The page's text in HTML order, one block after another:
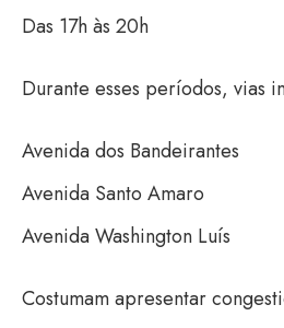
Das 17h às 20h
Durante esses períodos, vias
Avenida dos Bandeirantes
Avenida Santo Amaro
Avenida Washington Luís
Costumam apresentar